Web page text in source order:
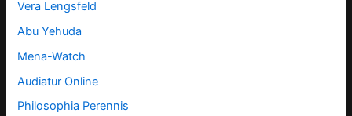
Vera Lengsfeld
Abu Yehuda
Mena-Watch
Audiatur Online
Philosophia Perennis